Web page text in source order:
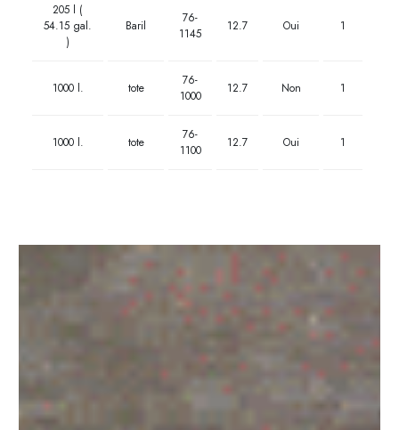
205 l (
54.15 gal.
)
Baril
76-
1145
12.7 Oui 1
1000 l. tote
76-
1000
12.7 Non 1
1000 l. tote
76-
1100
12.7 Oui 1